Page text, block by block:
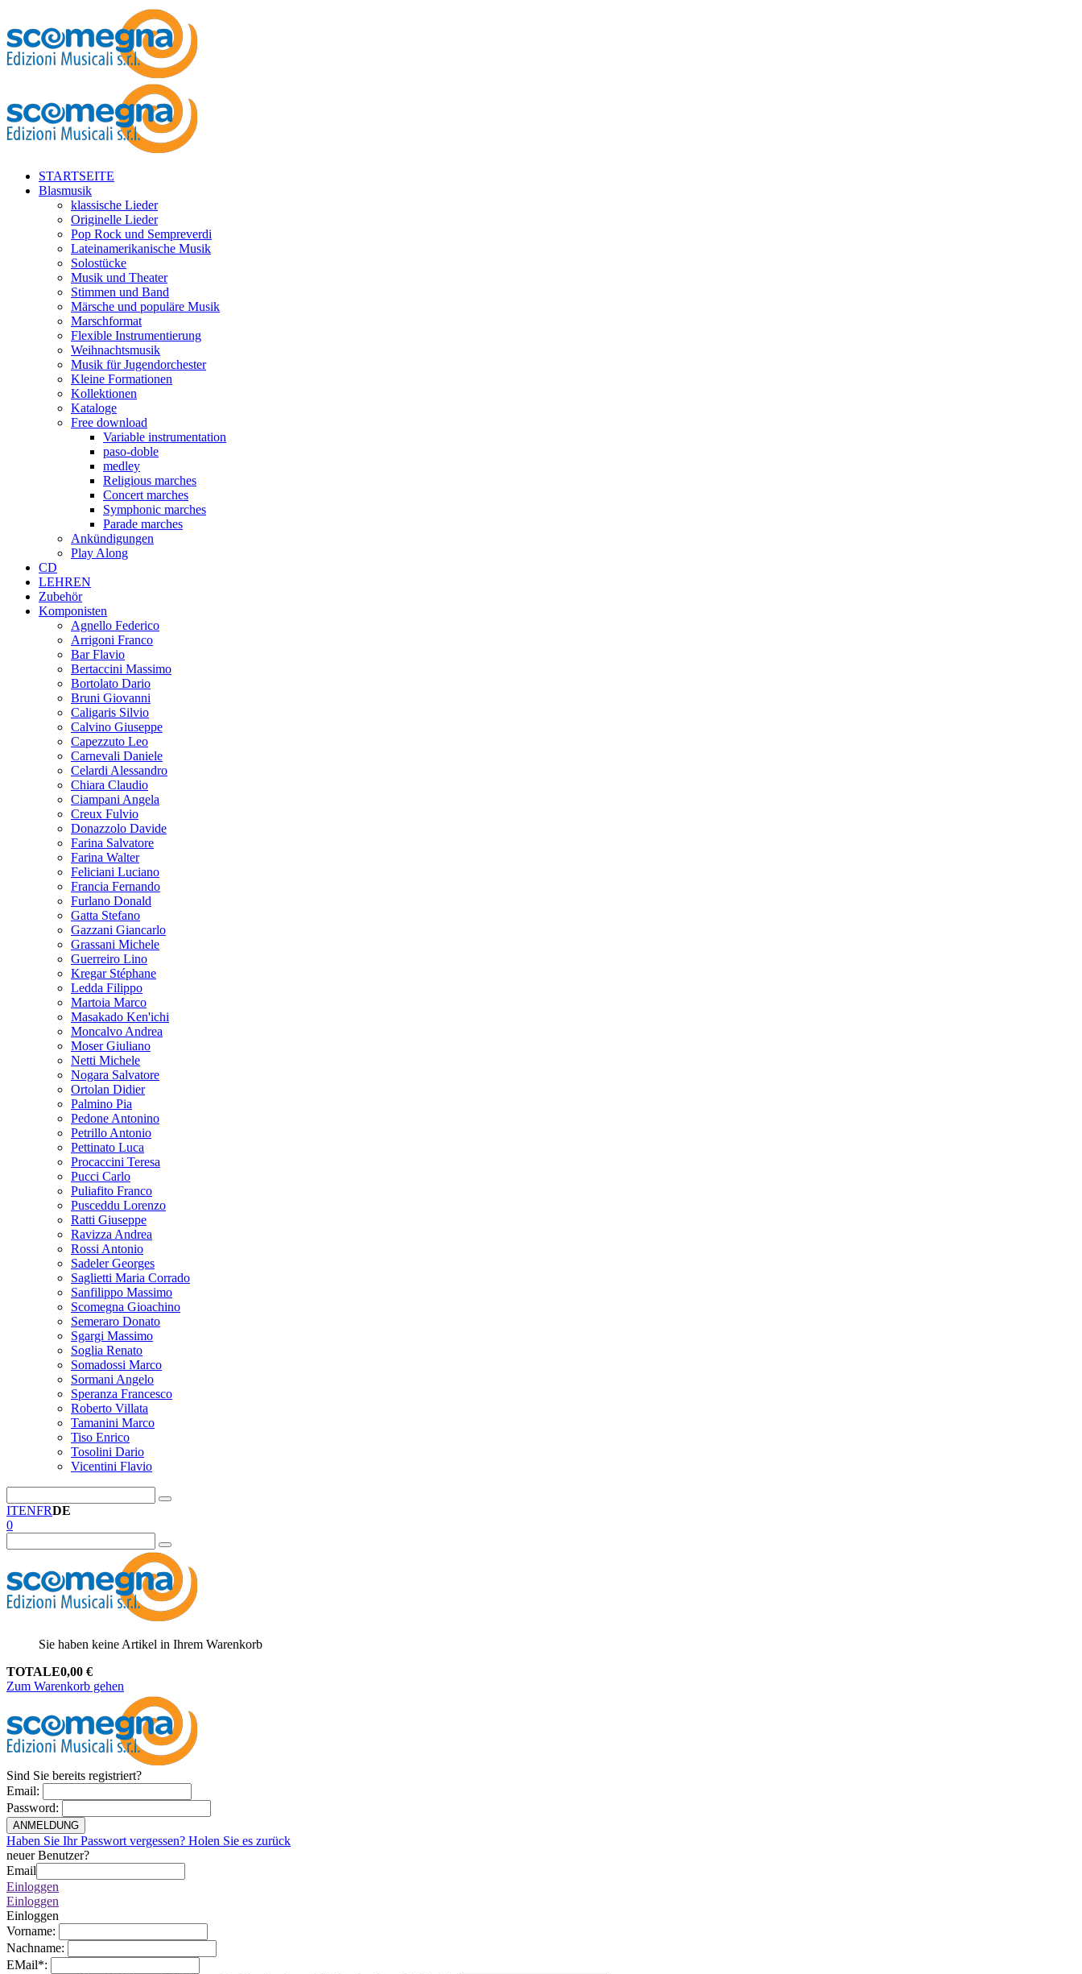
STARTSEITE
Blasmusik
klassische Lieder
Originelle Lieder
Pop Rock und Sempreverdi
Lateinamerikanische Musik
Solostücke
Musik und Theater
Stimmen und Band
Märsche und populäre Musik
Marschformat
Flexible Instrumentierung
Weihnachtsmusik
Musik für Jugendorchester
Kleine Formationen
Kollektionen
Kataloge
Free download
Variable instrumentation
paso-doble
medley
Religious marches
Concert marches
Symphonic marches
Parade marches
Ankündigungen
Play Along
CD
LEHREN
Zubehör
Komponisten
Agnello Federico
Arrigoni Franco
Bar Flavio
Bertaccini Massimo
Bortolato Dario
Bruni Giovanni
Caligaris Silvio
Calvino Giuseppe
Capezzuto Leo
Carnevali Daniele
Celardi Alessandro
Chiara Claudio
Ciampani Angela
Creux Fulvio
Donazzolo Davide
Farina Salvatore
Farina Walter
Feliciani Luciano
Francia Fernando
Furlano Donald
Gatta Stefano
Gazzani Giancarlo
Grassani Michele
Guerreiro Lino
Kregar Stéphane
Ledda Filippo
Martoia Marco
Masakado Ken'ichi
Moncalvo Andrea
Moser Giuliano
Netti Michele
Nogara Salvatore
Ortolan Didier
Palmino Pia
Pedone Antonino
Petrillo Antonio
Pettinato Luca
Procaccini Teresa
Pucci Carlo
Puliafito Franco
Pusceddu Lorenzo
Ratti Giuseppe
Ravizza Andrea
Rossi Antonio
Sadeler Georges
Saglietti Maria Corrado
Sanfilippo Massimo
Scomegna Gioachino
Semeraro Donato
Sgargi Massimo
Soglia Renato
Somadossi Marco
Sormani Angelo
Speranza Francesco
Roberto Villata
Tamanini Marco
Tiso Enrico
Tosolini Dario
Vicentini Flavio
ITENFRDE
0
Sie haben keine Artikel in Ihrem Warenkorb
TOTALE0,00 €
Zum Warenkorb gehen
Sind Sie bereits registriert?
Email:
Password:
ANMELDUNG
Haben Sie Ihr Passwort vergessen? Holen Sie es zurück
neuer Benutzer?
Email
Einloggen
Einloggen
Einloggen
Vorname:
Nachname:
EMail*: